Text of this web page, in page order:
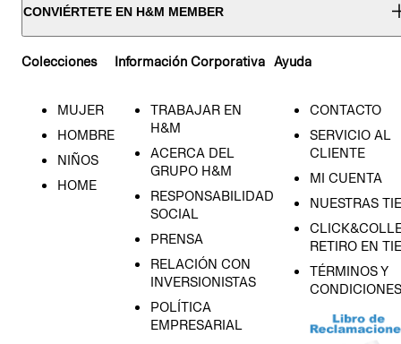
CONVIÉRTETE EN H&M MEMBER
Colecciones
MUJER
HOMBRE
NIÑOS
HOME
Información Corporativa
TRABAJAR EN
H&M
ACERCA DEL
GRUPO H&M
RESPONSABILIDAD
SOCIAL
PRENSA
RELACIÓN CON
INVERSIONISTAS
POLÍTICA
EMPRESARIAL
Ayuda
CONTACTO
SERVICIO AL
CLIENTE
MI CUENTA
NUESTRAS
RETIRO EN
TÉRMINOS Y
CONDICIONES